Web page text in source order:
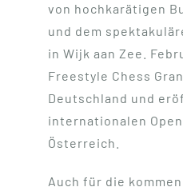
von hochkarätigen
und dem
in Wijk aan Zee.
Freestyle Chess
Deutschland und
internationalen
Österreich.
Auch für die